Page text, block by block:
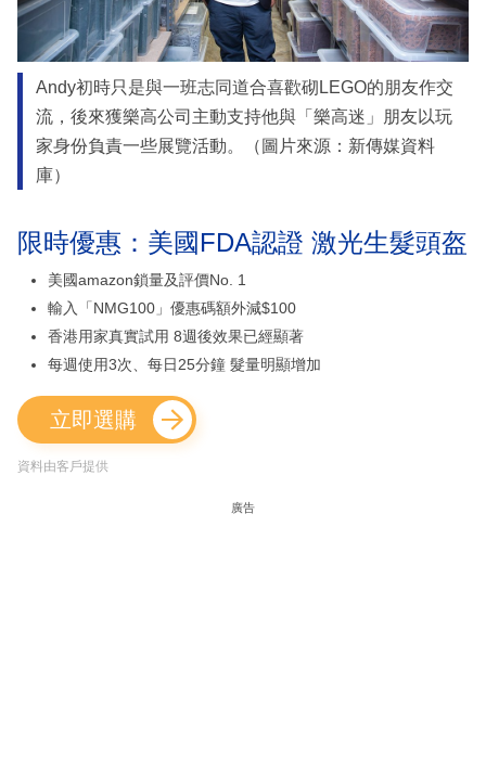
Andy初時只是與一班志同道合喜歡砌LEGO的朋友作交
流，後來獲樂高公司主動支持他與「樂高迷」朋友以玩
家身份負責一些展覽活動。（圖片來源：新傳媒資料
庫）
限時優惠：美國FDA認證 激光生髮頭盔
美國amazon鎖量及評價No. 1
輸入「NMG100」優惠碼額外減$100
香港用家真實試用 8週後效果已經顯著
每週使用3次、每日25分鐘 髮量明顯增加
立即選購
資料由客戶提供
廣告